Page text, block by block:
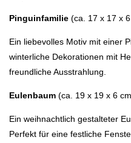
Pinguinfamilie (ca. 17 x 17 x
Ein liebevolles Motiv mit einer
winterliche Dekorationen mit
freundliche Ausstrahlung.
Eulenbaum (ca. 19 x 19 x 6
Ein weihnachtlich gestalteter
Perfekt für eine festliche